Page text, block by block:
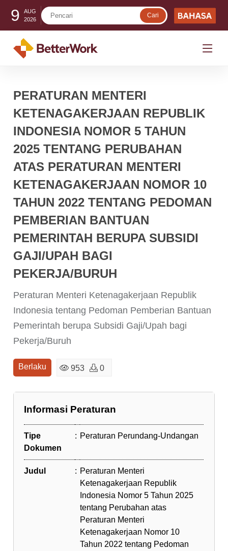
9
AUG
2026
PERATURAN MENTERI
KETENAGAKERJAAN REPUBLIK
INDONESIA NOMOR 5 TAHUN
2025 TENTANG PERUBAHAN
ATAS PERATURAN MENTERI
KETENAGAKERJAAN NOMOR 10
TAHUN 2022 TENTANG PEDOMAN
PEMBERIAN BANTUAN
PEMERINTAH BERUPA SUBSIDI
GAJI/UPAH BAGI
PEKERJA/BURUH
Peraturan Menteri Ketenagakerjaan Republik
Indonesia tentang Pedoman Pemberian Bantuan
Pemerintah berupa Subsidi Gaji/Upah bagi
Pekerja/Buruh
Berlaku 953 0
Informasi Peraturan
Tipe
Dokumen
: Peraturan Perundang-Undangan
Judul : Peraturan Menteri
Ketenagakerjaan Republik
Indonesia Nomor 5 Tahun 2025
tentang Perubahan atas
Peraturan Menteri
Ketenagakerjaan Nomor 10
Tahun 2022 tentang Pedoman